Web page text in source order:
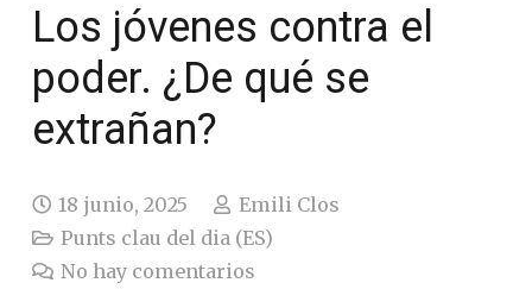
Los jóvenes contra el
poder. ¿De qué se
extrañan?
18 junio, 2025
Emili Clos
Punts clau del dia (ES)
No hay comentarios